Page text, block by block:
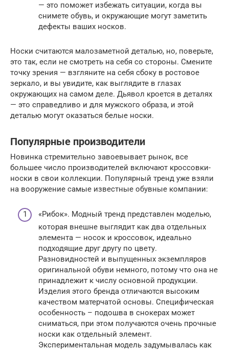
— это поможет избежать ситуации, когда вы
снимете обувь, и окружающие могут заметить
дефекты ваших носков.
Носки считаются малозаметной деталью, но, поверьте,
это так, если не смотреть на себя со стороны. Смените
точку зрения — взгляните на себя сбоку в ростовое
зеркало, и вы увидите, как выглядите в глазах
окружающих на самом деле. Дьявол кроется в деталях
— это справедливо и для мужского образа, и этой
деталью могут оказаться белые носки.
Популярные производители
Новинка стремительно завоевывает рынок, все
большее число производителей включают кроссовки-
носки в свои коллекции. Популярный тренд уже взяли
на вооружение самые известные обувные компании:
«Рибок». Модный тренд представлен моделью,
которая внешне выглядит как два отдельных
элемента — носок и кроссовок, идеально
подходящие друг другу по цвету.
Разновидностей и выпущенных экземпляров
оригинальной обуви немного, потому что она не
принадлежит к числу основной продукции.
Изделия этого бренда отличаются высоким
качеством матерчатой основы. Специфическая
особенность – подошва в снокерах может
сниматься, при этом получаются очень прочные
носки как отдельный элемент.
Экспериментальная модель задумывалась как